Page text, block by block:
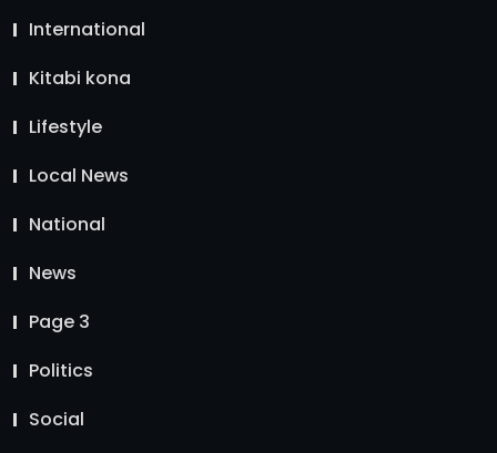
International
Kitabi kona
Lifestyle
Local News
National
News
Page 3
Politics
Social